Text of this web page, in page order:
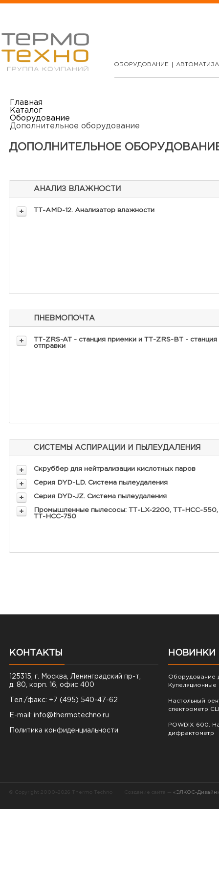
ОБОРУДОВАНИЕ
Главная
Каталог
Оборудование
Дополнительное оборудование
ДОПОЛНИТЕЛЬНОЕ
АНАЛИЗ ВЛАЖНОСТИ
ТТ-AMD-12. Анализатор влажности
ПНЕВМОПОЧТА
ТТ-ZRS-AT - станция приемки и ТТ-ZRS-BT - станция
отправки
СИСТЕМЫ АСПИРАЦИИ И ПЫЛЕУДАЛЕНИЯ
Скруббер для нейтрализации кислотных паров
Серия DYD-LD. Система пылеудаления
Серия DYD-JZ. Система пылеудаления
Промышленные пылесосы: ТТ-LX-2200, ТТ-HCC-550,
ТТ-HCC-750
КОНТАКТЫ
125315, г. Москва, Ленинградский пр-т,
д. 80, корп. 16, офис 400
Тел./факс: +7 (495) 540-47-62
E-mail: info@thermotechno.ru
Политика конфиденциальности
НОВИНКИ
Оборудование
Купеляционные
Настольный
спектрометр
POWDIX 600.
дифрактометр
© Copyright 2000–2026 Thermo Techno Создание сайта — «ЭЛКОС-